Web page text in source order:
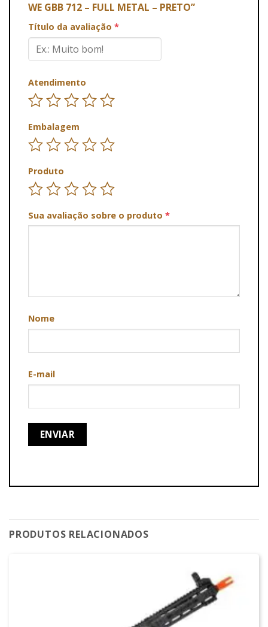
WE GBB 712 – FULL METAL – PRETO”
Título da avaliação *
Atendimento
Embalagem
Produto
Sua avaliação sobre o produto *
Nome
E-mail
PRODUTOS RELACIONADOS